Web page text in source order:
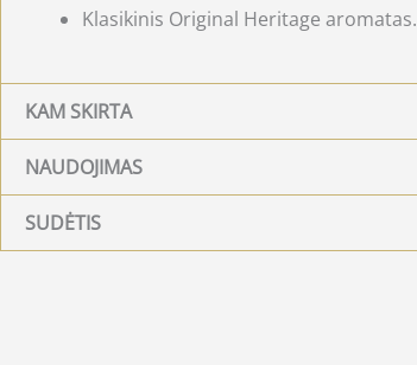
Klasikinis Original Heritage aromatas.
KAM SKIRTA
NAUDOJIMAS
SUDĖTIS